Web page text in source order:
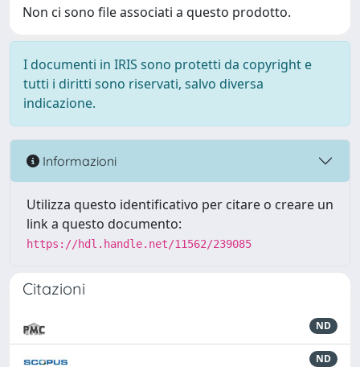
Non ci sono file associati a questo prodotto.
I documenti in IRIS sono protetti da copyright e
tutti i diritti sono riservati, salvo diversa
indicazione.
Informazioni
Utilizza questo identificativo per citare o creare un
link a questo documento:
https://hdl.handle.net/11562/239085
Citazioni
ND
ND